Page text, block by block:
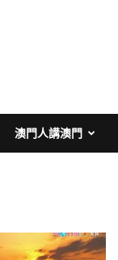
澳門人講澳門